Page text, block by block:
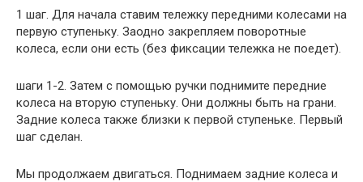
1 шаг. Для начала ставим тележку передними колесами на
первую ступеньку. Заодно закрепляем поворотные
колеса, если они есть (без фиксации тележка не поедет).
шаги 1-2. Затем с помощью ручки поднимите передние
колеса на вторую ступеньку. Они должны быть на грани.
Задние колеса также близки к первой ступеньке. Первый
шаг сделан.
Мы продолжаем двигаться. Поднимаем задние колеса и